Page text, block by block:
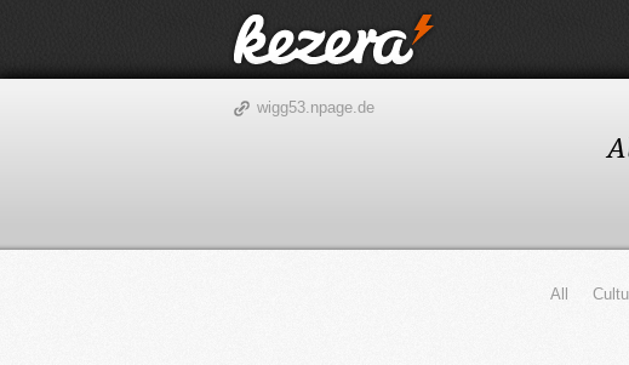
wigg53.npage.de
All